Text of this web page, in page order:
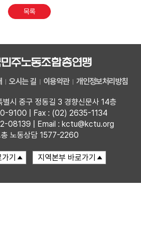
목록
오시는 길 이용약관 개인정보처리방침
시 중구 정동길 3 경향신문사 14층
9100 | Fax : (02) 2635-1134
08139 | Email : kctu@kctu.org
총 노동상담 1577-2260